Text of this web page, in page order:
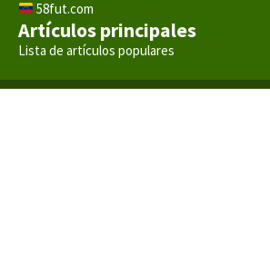
58fut.com
Artículos principales
Lista de artículos populares